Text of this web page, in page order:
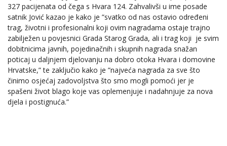
327 pacijenata od čega s Hvara 124. Zahvalivši u ime posade
satnik Jović kazao je kako je ”svatko od nas ostavio određeni
trag, životni i profesionalni koji ovim nagradama ostaje trajno
zabilježen u povjesnici Grada Starog Grada, ali i trag koji je svim
dobitnicima javnih, pojedinačnih i skupnih nagrada snažan
poticaj u daljnjem djelovanju na dobro otoka Hvara i domovine
Hrvatske,” te zaključio kako je ”najveća nagrada za sve što
činimo osjećaj zadovoljstva što smo mogli pomoći jer je
spašeni život blago koje vas oplemenjuje i nadahnjuje za nova
djela i postignuća.”